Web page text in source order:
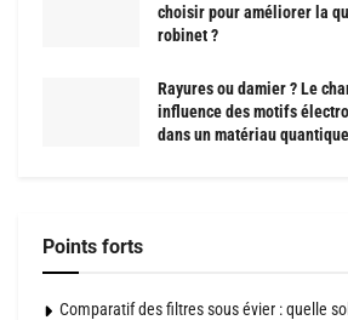
choisir pour améliorer la
robinet ?
Rayures ou damier ? Le
influence des motifs
dans un matériau
Points forts
Comparatif des filtres sous évier : quelle